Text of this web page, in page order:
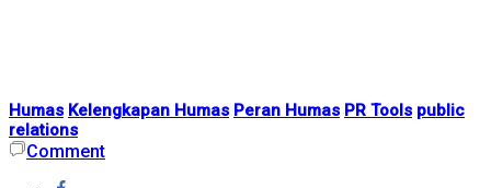
Humas Kelengkapan Humas Peran Humas PR Tools public
relations
Comment